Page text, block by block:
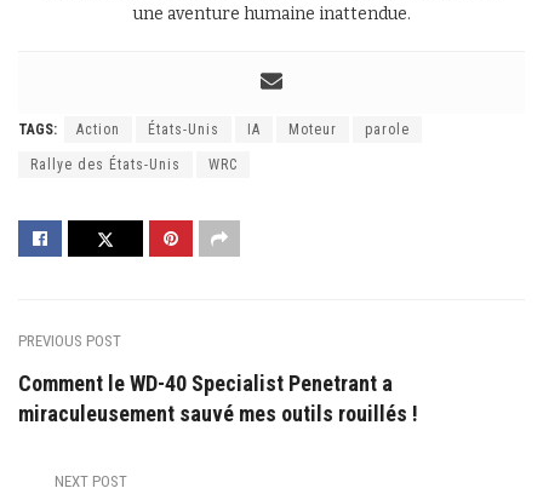
une aventure humaine inattendue.
TAGS: Action États-Unis IA Moteur parole
Rallye des États-Unis WRC
PREVIOUS POST
Comment le WD-40 Specialist Penetrant a
miraculeusement sauvé mes outils rouillés !
NEXT POST